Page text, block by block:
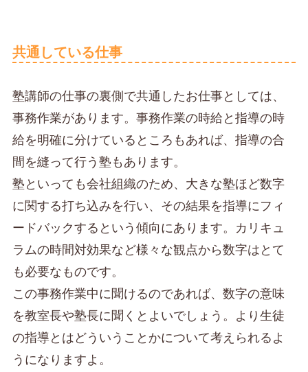
共通している仕事
塾講師の仕事の裏側で共通したお仕事としては、
事務作業があります。事務作業の時給と指導の時
給を明確に分けているところもあれば、指導の合
間を縫って行う塾もあります。
塾といっても会社組織のため、大きな塾ほど数字
に関する打ち込みを行い、その結果を指導にフィ
ードバックするという傾向にあります。カリキュ
ラムの時間対効果など様々な観点から数字はとて
も必要なものです。
この事務作業中に聞けるのであれば、数字の意味
を教室長や塾長に聞くとよいでしょう。より生徒
の指導とはどういうことかについて考えられるよ
うになりますよ。